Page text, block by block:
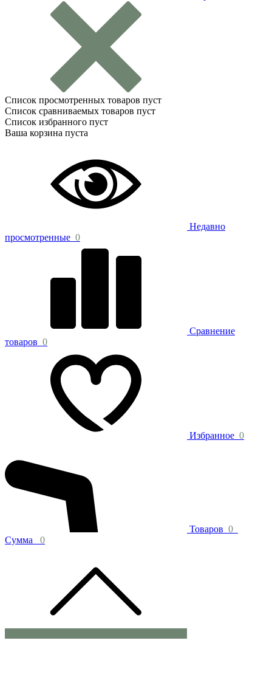
Список просмотренных товаров пуст
Список сравниваемых товаров пуст
Список избранного пуст
Ваша корзина пуста
Недавно
просмотренные 0
Сравнение
товаров 0
Избранное 0
Товаров 0
Сумма
0